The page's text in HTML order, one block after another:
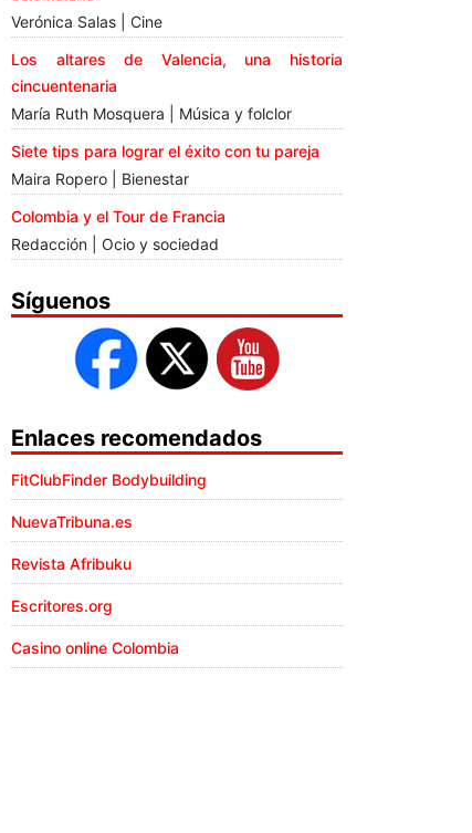
Verónica Salas | Cine
Los altares de Valencia, una historia
cincuentenaria
María Ruth Mosquera | Música y folclor
Siete tips para lograr el éxito con tu pareja
Maira Ropero | Bienestar
Colombia y el Tour de Francia
Redacción | Ocio y sociedad
Síguenos
Enlaces recomendados
FitClubFinder Bodybuilding
NuevaTribuna.es
Revista Afribuku
Escritores.org
Casino online Colombia